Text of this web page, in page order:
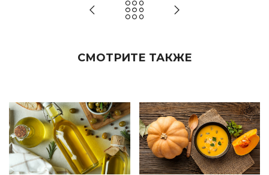
СМОТРИТЕ ТАКЖЕ